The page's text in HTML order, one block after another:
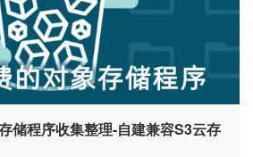
储程序收集整理-自建兼容S3云存